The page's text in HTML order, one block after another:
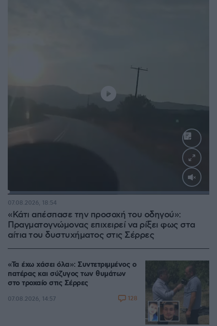
Loaded:
«Κάτι απέσπασε την προσοχή του οδηγού»:
Πραγματογνώμονας επιχειρεί να ρίξει φως στα
αίτια του δυστυχήματος στις Σέρρες
07.08.2026, 18:54
«Τα έχω χάσει όλα»: Συντετριμμένος ο
πατέρας και σύζυγος των θυμάτων
στο τροχαίο στις Σέρρες
07.08.2026, 14:57 128